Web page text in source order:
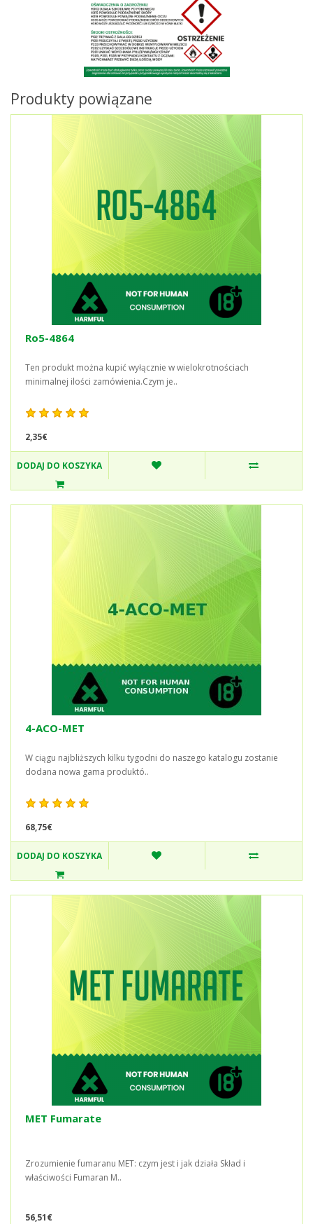
Produkty powiązane
Ro5-4864
Ten produkt można kupić wyłącznie w wielokrotnościach
minimalnej ilości zamówienia.Czym je..
2,35€
DODAJ DO KOSZYKA
4-ACO-MET
W ciągu najbliższych kilku tygodni do naszego katalogu zostanie
dodana nowa gama produktó..
68,75€
DODAJ DO KOSZYKA
MET Fumarate
Zrozumienie fumaranu MET: czym jest i jak działa Skład i
właściwości Fumaran M..
56,51€